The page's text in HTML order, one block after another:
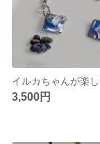
3,500円